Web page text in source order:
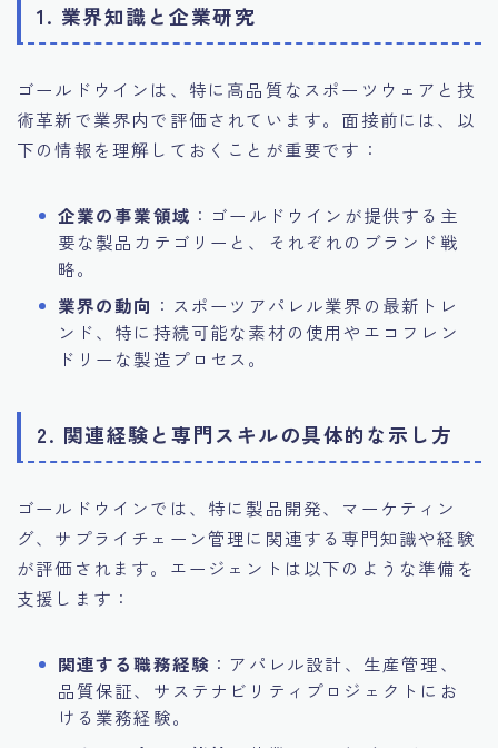
1. 業界知識と企業研究
ゴールドウインは、特に高品質なスポーツウェアと技
術革新で業界内で評価されています。面接前には、以
下の情報を理解しておくことが重要です：
企業の事業領域 ：ゴールドウインが提供する主
要な製品カテゴリーと、それぞれのブランド戦
略。
業界の動向 ：スポーツアパレル業界の最新トレ
ンド、特に持続可能な素材の使用やエコフレン
ドリーな製造プロセス。
2. 関連経験と専門スキルの具体的な示し方
ゴールドウインでは、特に製品開発、マーケティン
グ、サプライチェーン管理に関連する専門知識や経験
が評価されます。エージェントは以下のような準備を
支援します：
関連する職務経験 ：アパレル設計、生産管理、
品質保証、サステナビリティプロジェクトにお
ける業務経験。